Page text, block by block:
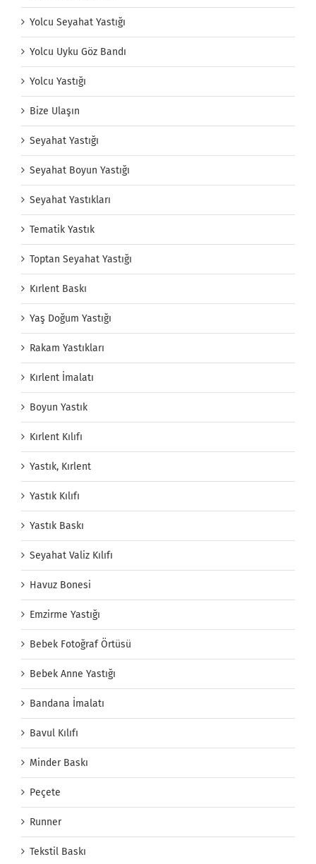
Yolcu Seyahat Yastığı
Yolcu Uyku Göz Bandı
Yolcu Yastığı
Bize Ulaşın
Seyahat Yastığı
Seyahat Boyun Yastığı
Seyahat Yastıkları
Tematik Yastık
Toptan Seyahat Yastığı
Kırlent Baskı
Yaş Doğum Yastığı
Rakam Yastıkları
Kırlent İmalatı
Boyun Yastık
Kırlent Kılıfı
Yastık, Kırlent
Yastık Kılıfı
Yastık Baskı
Seyahat Valiz Kılıfı
Havuz Bonesi
Emzirme Yastığı
Bebek Fotoğraf Örtüsü
Bebek Anne Yastığı
Bandana İmalatı
Bavul Kılıfı
Minder Baskı
Peçete
Runner
Tekstil Baskı